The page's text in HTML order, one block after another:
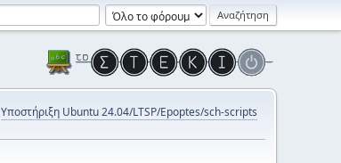
Υποστήριξη Ubuntu 24.04/LTSP/Epoptes/sch-scripts